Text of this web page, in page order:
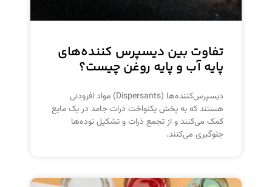
تفاوت بین دیسپرس کننده‌های
پایه آب و پایه روغن چیست؟
دیسپرس‌کننده‌ها (Dispersants) مواد افزودنی
هستند که به پخش یکنواخت ذرات جامد در یک مایع
کمک می‌کنند و از تجمع ذرات و تشکیل توده‌ها
جلوگیری می‌کنند.